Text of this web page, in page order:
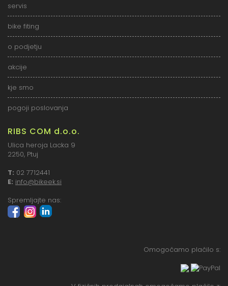
servis
bike fiting
o podjetju
akcije
kje smo
pogoji poslovanja
RIBS COM d.o.o.
Ulica heroja Lacka 9
2250, Ptuj
T: 02 7712441
E: info@bikeek.si
Spremljajte nas:
Omogočamo plačilo s: